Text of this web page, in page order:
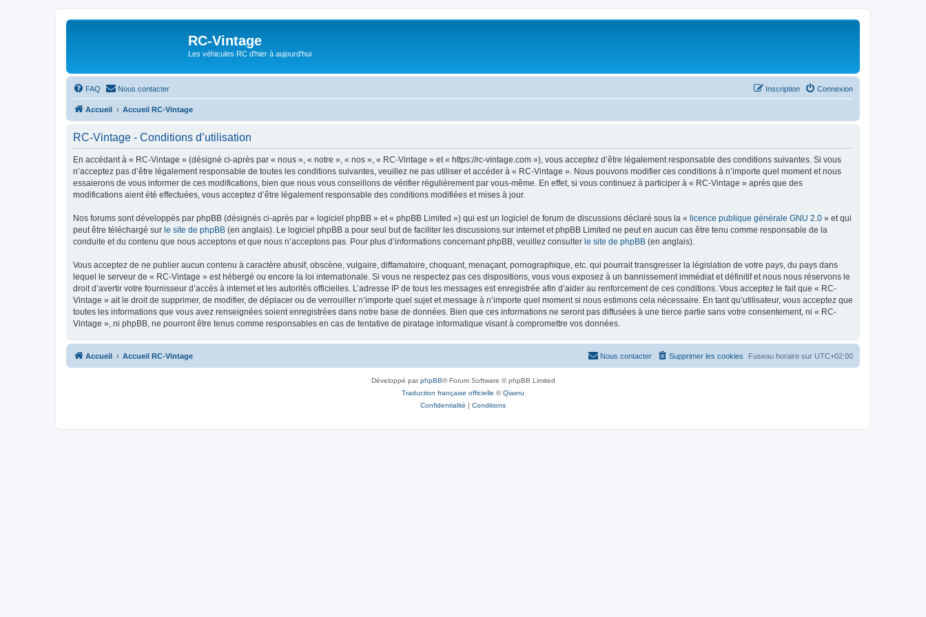
RC-Vintage
Les véhicules RC d'hier à aujourd'hui
FAQ Nous contacter Connexion
Inscription
Accueil Accueil RC-Vintage
RC-Vintage - Conditions d’utilisation
En accédant à « RC-Vintage » (désigné ci-après par « nous », « notre », « nos », « RC-Vintage » et « https://rc-vintage.com »), vous acceptez d’être légalement responsable des conditions suivantes. Si vous
n’acceptez pas d’être légalement responsable de toutes les conditions suivantes, veuillez ne pas utiliser et accéder à « RC-Vintage ». Nous pouvons modifier ces conditions à n’importe quel moment et nous
essaierons de vous informer de ces modifications, bien que nous vous conseillons de vérifier régulièrement par vous-même. En effet, si vous continuez à participer à « RC-Vintage » après que des
modifications aient été effectuées, vous acceptez d’être légalement responsable des conditions modifiées et mises à jour.
Nos forums sont développés par phpBB (désignés ci-après par « logiciel phpBB » et « phpBB Limited ») qui est un logiciel de forum de discussions déclaré sous la « licence publique générale GNU 2.0 » et qui
peut être téléchargé sur le site de phpBB (en anglais). Le logiciel phpBB a pour seul but de faciliter les discussions sur internet et phpBB Limited ne peut en aucun cas être tenu comme responsable de la
conduite et du contenu que nous acceptons et que nous n’acceptons pas. Pour plus d’informations concernant phpBB, veuillez consulter le site de phpBB (en anglais).
Vous acceptez de ne publier aucun contenu à caractère abusif, obscène, vulgaire, diffamatoire, choquant, menaçant, pornographique, etc. qui pourrait transgresser la législation de votre pays, du pays dans
lequel le serveur de « RC-Vintage » est hébergé ou encore la loi internationale. Si vous ne respectez pas ces dispositions, vous vous exposez à un bannissement immédiat et définitif et nous nous réservons le
droit d’avertir votre fournisseur d’accès à internet et les autorités officielles. L’adresse IP de tous les messages est enregistrée afin d’aider au renforcement de ces conditions. Vous acceptez le fait que « RC-
Vintage » ait le droit de supprimer, de modifier, de déplacer ou de verrouiller n’importe quel sujet et message à n’importe quel moment si nous estimons cela nécessaire. En tant qu’utilisateur, vous acceptez que
toutes les informations que vous avez renseignées soient enregistrées dans notre base de données. Bien que ces informations ne seront pas diffusées à une tierce partie sans votre consentement, ni « RC-
Vintage », ni phpBB, ne pourront être tenus comme responsables en cas de tentative de piratage informatique visant à compromettre vos données.
Accueil Accueil RC-Vintage Fuseau horaire sur UTC+02:00
Supprimer les cookies
Nous contacter
Développé parphpBB® Forum Software © phpBB Limited
Traduction française officielle ©Qiaeru
Confidentialité | Conditions